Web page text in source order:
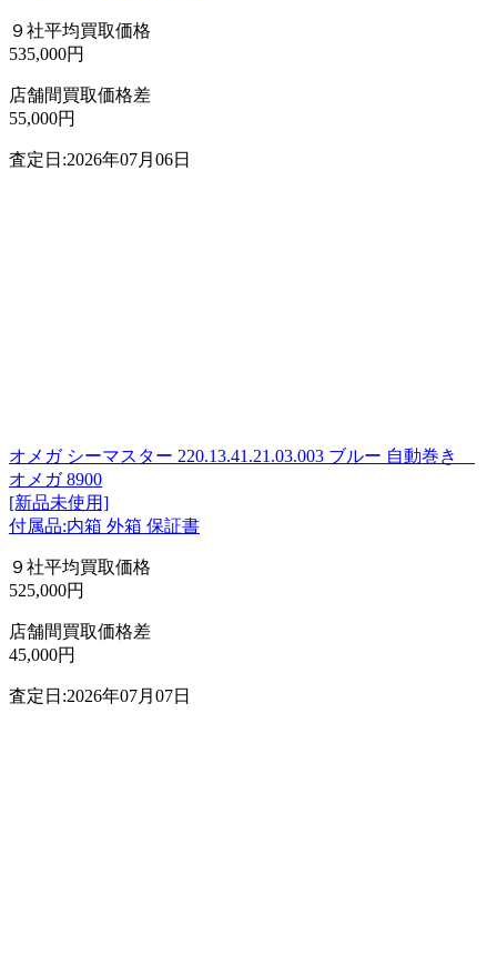
９社平均買取価格
535,000円
店舗間買取価格差
55,000円
査定日:2026年07月06日
オメガ シーマスター 220.13.41.21.03.003 ブルー 自動巻き
オメガ 8900
[新品未使用]
付属品:内箱 外箱 保証書
９社平均買取価格
525,000円
店舗間買取価格差
45,000円
査定日:2026年07月07日